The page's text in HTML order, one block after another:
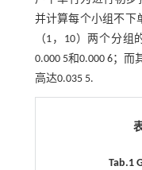
并计算每个小组不下
（1，10）两个分
0.000 5和0.000 6；
高达0.035 5.
Tab.1